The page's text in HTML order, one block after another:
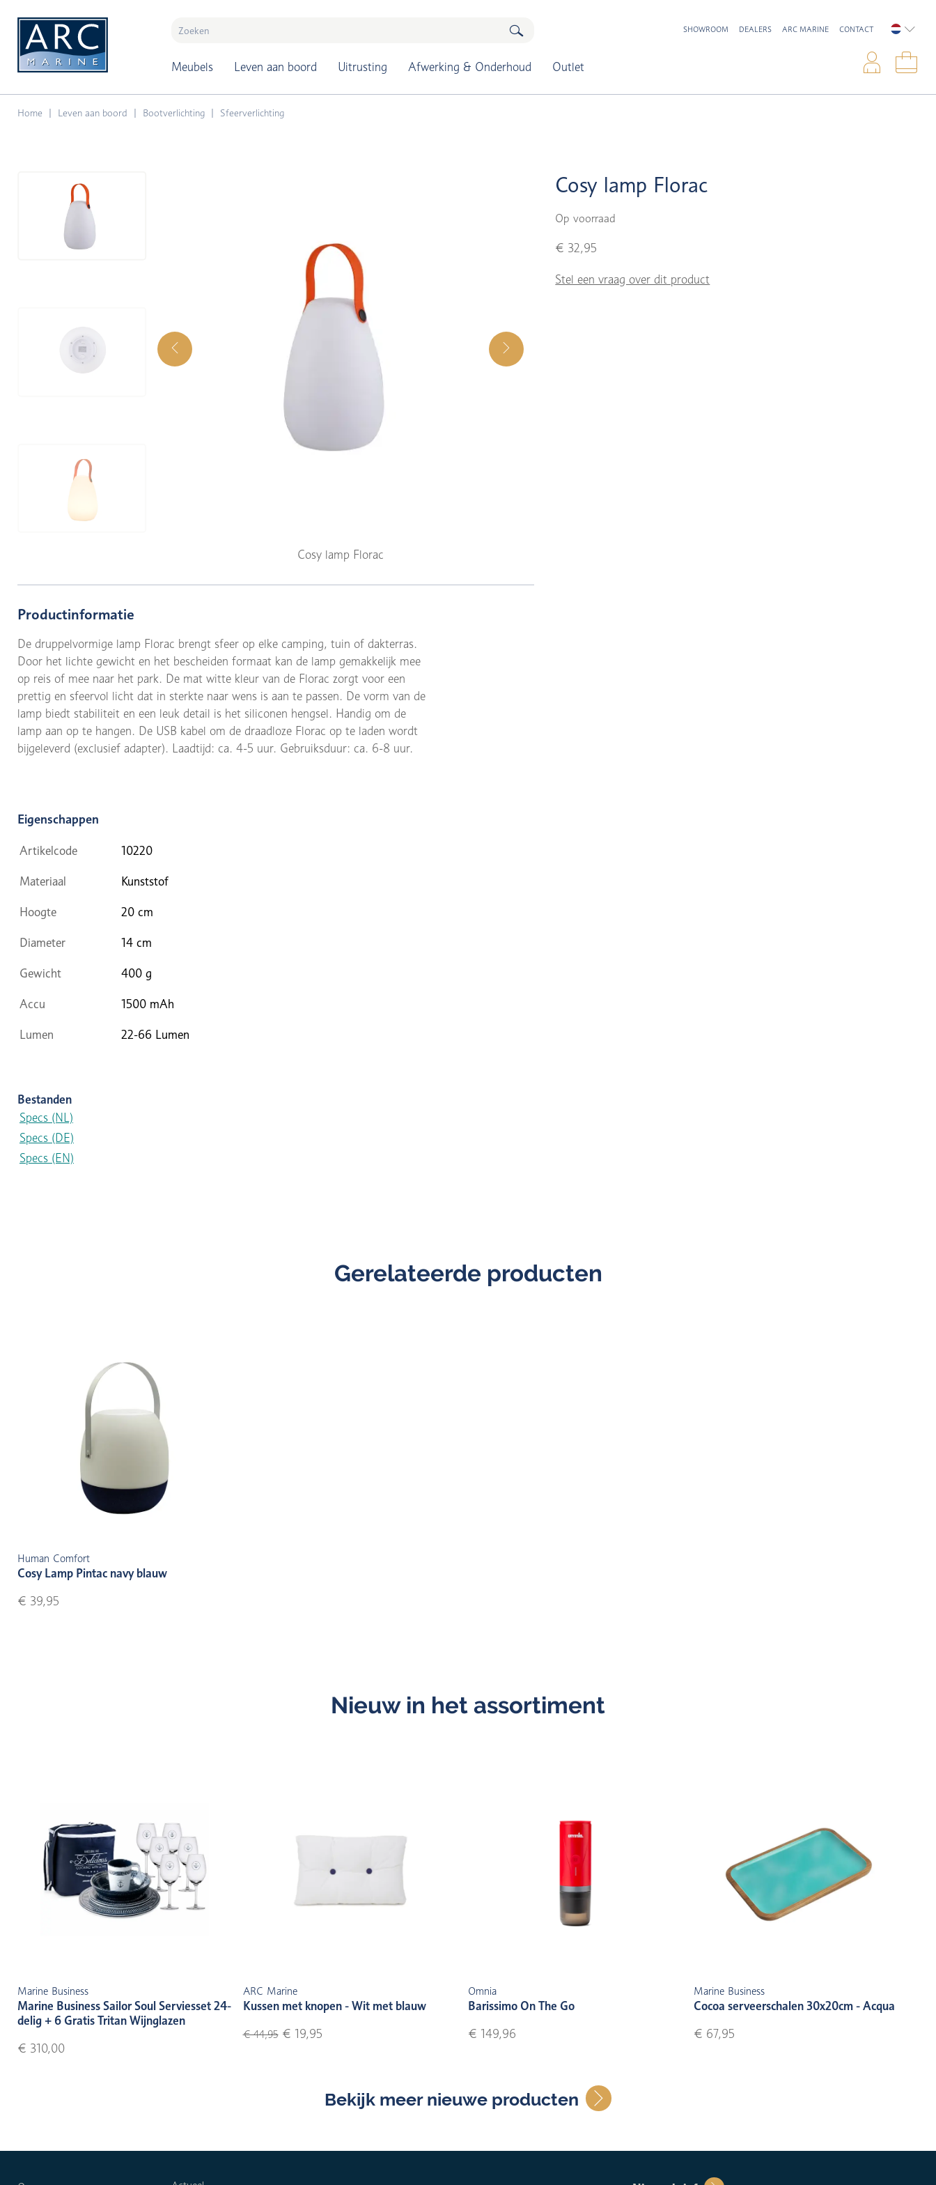
Meubels Leven aan boord Uitrusting Afwerking & Onderhoud Outlet
SHOWROOM DEALERS ARC MARINE CONTACT
Home Leven aan boord Bootverlichting Sfeerverlichting
Cosy lamp Florac
Cosy lamp Florac
Op voorraad
€ 32,95
Stel een vraag over dit product
Productinformatie
De druppelvormige lamp Florac brengt sfeer op elke camping, tuin of dakterras.
Door het lichte gewicht en het bescheiden formaat kan de lamp gemakkelijk mee
op reis of mee naar het park. De mat witte kleur van de Florac zorgt voor een
prettig en sfeervol licht dat in sterkte naar wens is aan te passen. De vorm van de
lamp biedt stabiliteit en een leuk detail is het siliconen hengsel. Handig om de
lamp aan op te hangen. De USB kabel om de draadloze Florac op te laden wordt
bijgeleverd (exclusief adapter). Laadtijd: ca. 4-5 uur. Gebruiksduur: ca. 6-8 uur.
Eigenschappen
Artikelcode 10220
Materiaal Kunststof
Hoogte 20 cm
Diameter 14 cm
Gewicht 400 g
Accu 1500 mAh
Lumen 22-66 Lumen
Bestanden
Specs (NL)
Specs (DE)
Specs (EN)
Gerelateerde producten
Human Comfort
Cosy Lamp Pintac navy blauw
€ 39,95
Nieuw in het assortiment
Marine Business
Marine Business Sailor Soul Serviesset 24-
delig + 6 Gratis Tritan Wijnglazen
€ 310,00
ARC Marine
Kussen met knopen - Wit met blauw
€ 44,95€ 19,95
Omnia
Barissimo On The Go
€ 149,96
Marine Business
Cocoa serveerschalen 30x20cm - Acqua
€ 67,95
Bekijk meer nieuwe producten